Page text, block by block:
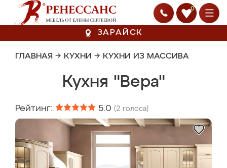
0
ЗАРАЙСК
ГЛАВНАЯ → КУХНИ → КУХНИ ИЗ МАССИВА
Кухня "Вера"
Рейтинг: 5.0 (2 голоса)